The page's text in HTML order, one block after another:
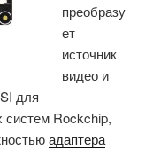
преобразу
ет
источник
видео и
для
Rockchip,
адаптера